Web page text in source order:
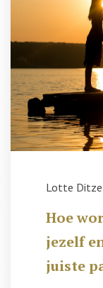
Lotte
Hoe
jezelf
juiste